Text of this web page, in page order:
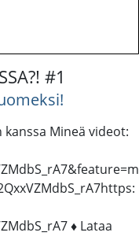
#1
Mineä videot:
♦ Lataa